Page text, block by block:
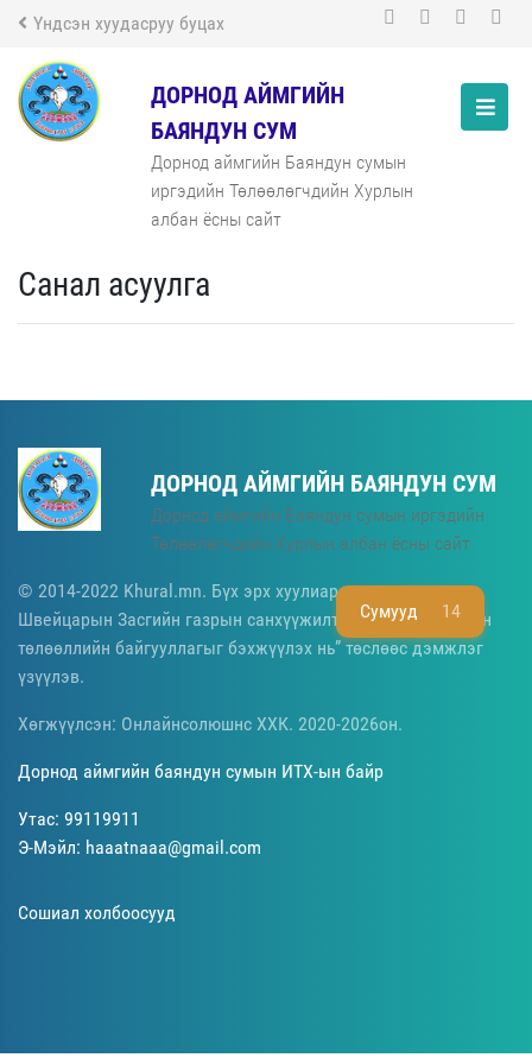
Үндсэн хуудасруу буцах
ДОРНОД АЙМГИЙН
БАЯНДУН СУМ
Дорнод аймгийн Баяндун сумын
иргэдийн Төлөөлөгчдийн Хурлын
албан ёсны сайт
Сумууд 14
Санал асуулга
ДОРНОД АЙМГИЙН БАЯНДУН СУМ
Дорнод аймгийн Баяндун сумын иргэдийн
Төлөөлөгчдийн Хурлын албан ёсны сайт
© 2014-2022 Khural.mn. Бүх эрх хуулиар хамгаалагдсан.
Швейцарын Засгийн газрын санхүүжилттэй “Монгол Улсын
төлөөллийн байгууллагыг бэхжүүлэх нь” төслөөс дэмжлэг
үзүүлэв.
Хөгжүүлсэн: Онлайнсолюшнс ХХК. 2020-2026он.
Дорнод аймгийн баяндун сумын ИТХ-ын байр
Утас: 99119911
Э-Мэйл: haaatnaaa@gmail.com
Сошиал холбоосууд